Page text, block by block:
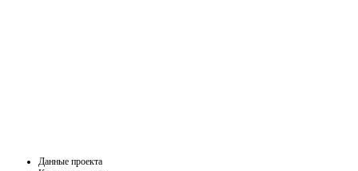
Данные проекта